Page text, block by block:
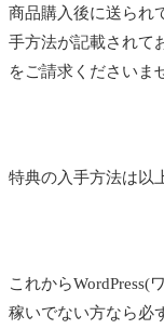
商品購入後に送られ
手方法が記載されて
をご請求くださいま
特典の入手方法は以
これからWordPress(
稼いでない方なら必